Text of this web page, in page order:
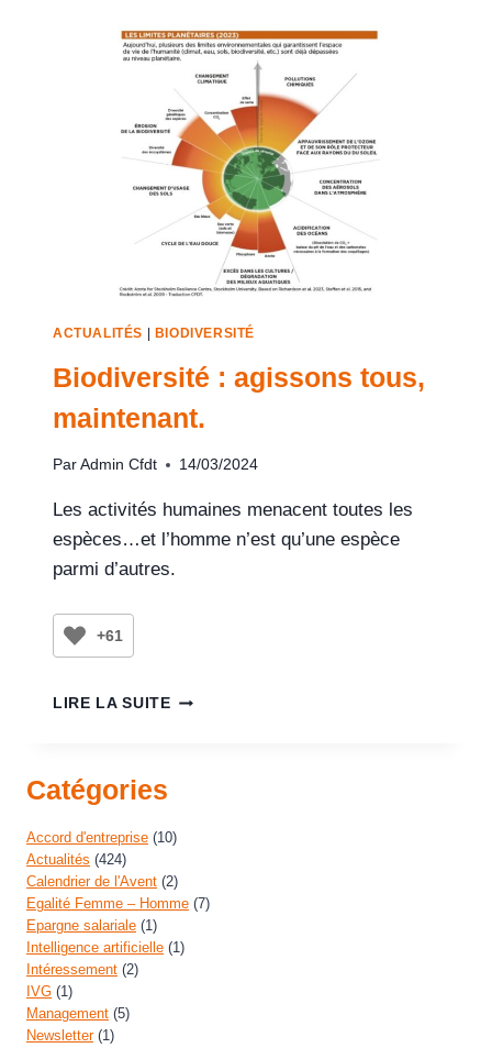
ACTUALITÉS BIODIVERSITÉ
Biodiversité : agissons tous,
maintenant.
Par Admin Cfdt 14/03/2024
Les activités humaines menacent toutes les
espèces…et l’homme n’est qu’une espèce
parmi d’autres.
+61
LIRE LA SUITE
Catégories
Accord d'entreprise (10)
Actualités (424)
Calendrier de l'Avent (2)
Egalité Femme – Homme (7)
Epargne salariale (1)
Intelligence artificielle (1)
Intéressement (2)
IVG (1)
Management (5)
Newsletter(1)